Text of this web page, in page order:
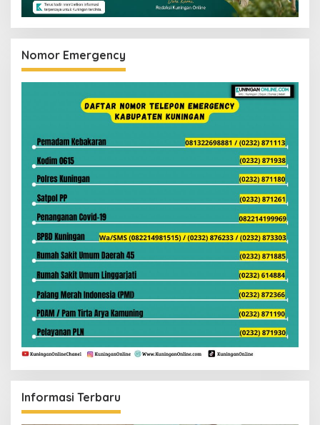
Nomor Emergency
Informasi Terbaru